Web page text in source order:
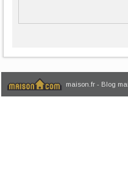
maison.fr - Blog